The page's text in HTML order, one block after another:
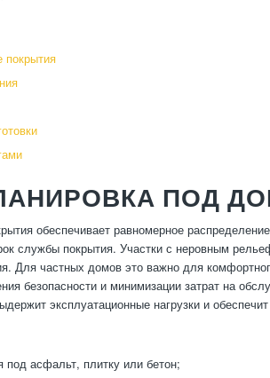
покрытия
ПОД
обеспечивает равномерное
службы покрытия. Участки с неровным
Для частных домов это важно для
безопасности и минимизации затрат на
эксплуатационные нагрузки и
под асфальт, плитку или бетон;